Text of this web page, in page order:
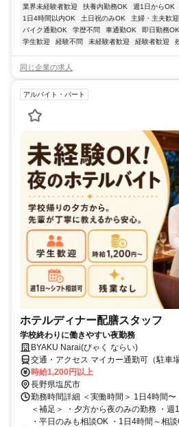
業界未経験者歓迎 扶養内勤務OK 週1日からOK
1日4時間以内OK
土日祝のみOK 主婦・主夫歓迎
バイク通勤OK
学歴不問 車通勤OK 即日勤務OK
学生歓迎
経験不問 未経験者歓迎 経験者歓迎
同じ企業の求人
アルバイト・パート
ホテルディナー配膳スタッフ
学校終わりに働きやすい夜勤務
BYAKU Narai(びゃく ならい)
交通・アクセス マイカー通勤可（駐車
井駅」より徒歩5分
時給1,200円以上
長野県塩尻市
勤務時間詳細 ＜実働時間＞ 1日4時間
＜補足＞ ・夕方から夜のみの勤務 ・
・平日のみも相談OK ・1日4時間～相談